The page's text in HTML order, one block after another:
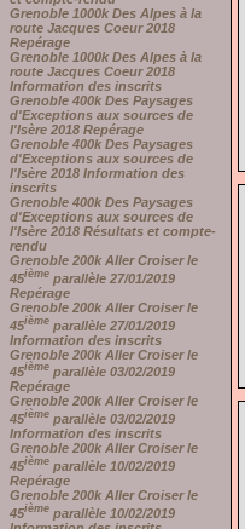
Grenoble 1000k Des Alpes à la
route Jacques Coeur 2018
Repérage
Grenoble 1000k Des Alpes à la
route Jacques Coeur 2018
Information des inscrits
Grenoble 400k Des Paysages
d'Exceptions aux sources de
l'Isère 2018 Repérage
Grenoble 400k Des Paysages
d'Exceptions aux sources de
l'Isère 2018 Information des
inscrits
Grenoble 400k Des Paysages
d'Exceptions aux sources de
l'Isère 2018 Résultats et compte-
rendu
Grenoble 200k Aller Croiser le
45ième parallèle 27/01/2019
Repérage
Grenoble 200k Aller Croiser le
45ième parallèle 27/01/2019
Information des inscrits
Grenoble 200k Aller Croiser le
45ième parallèle 03/02/2019
Repérage
Grenoble 200k Aller Croiser le
45ième parallèle 03/02/2019
Information des inscrits
Grenoble 200k Aller Croiser le
45ième parallèle 10/02/2019
Repérage
Grenoble 200k Aller Croiser le
45ième parallèle 10/02/2019